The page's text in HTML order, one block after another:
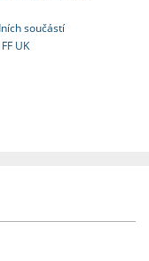
součástí
UK